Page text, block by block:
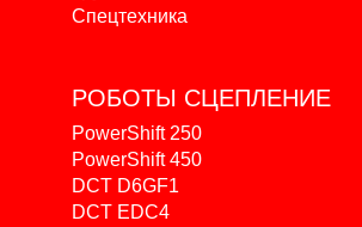
Спецтехника
РОБОТЫ СЦЕПЛЕНИЕ
PowerShift 250
PowerShift 450
DCT D6GF1
DCT EDC4